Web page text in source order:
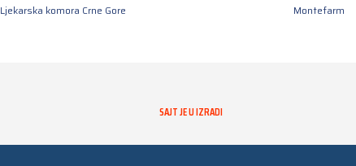
Ljekarska komora Crne Gore Montefarm
SAJT JE U IZRADI